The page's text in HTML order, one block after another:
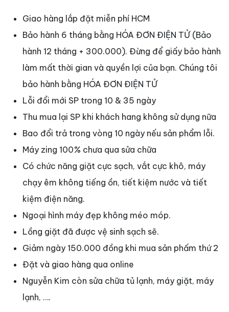
Giao hàng lắp đặt miễn phí HCM
Bảo hành 6 tháng bằng HÓA ĐƠN ĐIỆN TỬ (Bảo
hành 12 tháng + 300.000). Đừng để giấy bảo hành
làm mất thời gian và quyền lợi của bạn. Chúng tôi
bảo hành bằng HÓA ĐƠN ĐIỆN TỬ
Lỗi đổi mới SP trong 10 & 35 ngày
Thu mua lại SP khi khách hang không sử dụng nữa
Bao đổi trả trong vòng 10 ngày nếu sản phẩm lỗi.
Máy zing 100% chưa qua sửa chữa
Có chức năng giặt cực sạch, vắt cực khô, máy
chạy êm không tiếng ồn, tiết kiệm nước và tiết
kiệm điện năng.
Ngoại hình máy đẹp không méo móp.
Lồng giặt đã được vệ sinh sạch sẽ.
Giảm ngày 150.000 đồng khi mua sản phấm thứ 2
Đặt và giao hàng qua online
Nguyễn Kim còn sửa chữa tủ lạnh, máy giặt, máy
lạnh, ….